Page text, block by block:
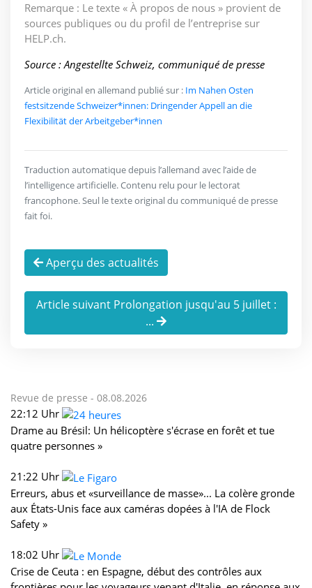
Remarque : Le texte « À propos de nous » provient de
sources publiques ou du profil de l’entreprise sur
HELP.ch.
Source : Angestellte Schweiz, communiqué de presse
Article original en allemand publié sur : Im Nahen Osten
festsitzende Schweizer*innen: Dringender Appell an die
Flexibilität der Arbeitgeber*innen
Traduction automatique depuis l’allemand avec l’aide de
l’intelligence artificielle. Contenu relu pour le lectorat
francophone. Seul le texte original du communiqué de presse
fait foi.
Aperçu des actualités
Article suivant Prolongation jusqu'au 5 juillet :
...
Revue de presse - 08.08.2026
22:12 Uhr
Drame au Brésil: Un hélicoptère s'écrase en forêt et tue
quatre personnes »
21:22 Uhr
Erreurs, abus et «surveillance de masse»... La colère gronde
aux États-Unis face aux caméras dopées à l'IA de Flock
Safety »
18:02 Uhr
Crise de Ceuta : en Espagne, début des contrôles aux